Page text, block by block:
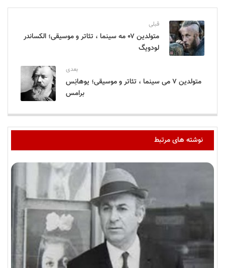
قبلی
متولدین ۰۷ مه سینما ، تئاتر و موسیقی؛ الکساندر
لودویگ
بعدی
متولدین ۷ می سینما ، تئاتر و موسیقی؛ یوهانِس
برامس
نوشته های مرتبط